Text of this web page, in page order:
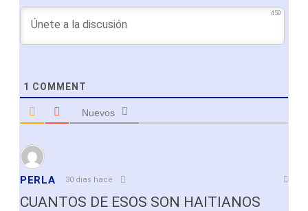
450
1 COMMENT
Nuevos
PERLA 30 dias hace
CUANTOS DE ESOS SON HAITIANOS